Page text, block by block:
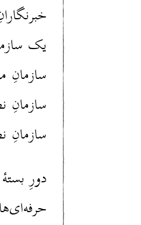
یک
سازمانِ
سازمانِ
سازمانِ
دورِ